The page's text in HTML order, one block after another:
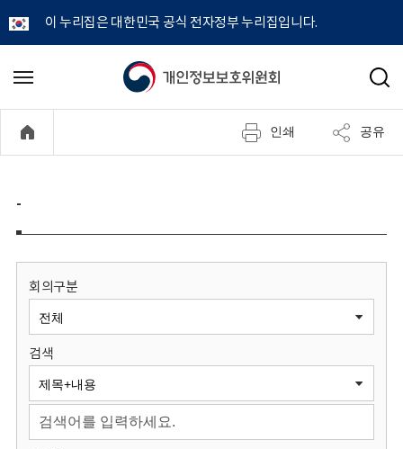
이 누리집은 대한민국 공식 전자정부 누리집입니다.
개
정
보
원
회
메
기
검
인쇄 공유
-
회의구분
검색